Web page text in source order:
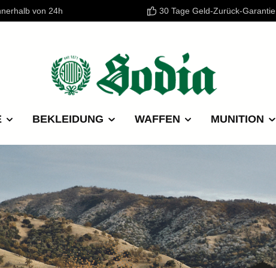
von 24h 30 Tage Geld-Zurück-Garantie
BEKLEIDUNG WAFFEN MUNITION